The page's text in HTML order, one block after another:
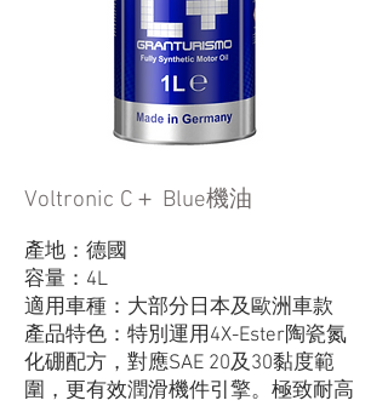
Voltronic C＋ Blue機油
產地：德國
容量：4L
適用車種：大部分日本及歐洲車款
產品特色：特別運用4X-Ester陶瓷氮
化硼配方，對應SAE 20及30黏度範
圍，更有效潤滑機件引擎。極致耐高